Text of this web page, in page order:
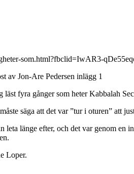
som.html?fbclid=IwAR3-
av Jon-Are Pedersen inlägg 1
fyra gånger som heter Kabbalah
säga att det var ”tur i oturen” att
länge efter, och det var genom
Loper.